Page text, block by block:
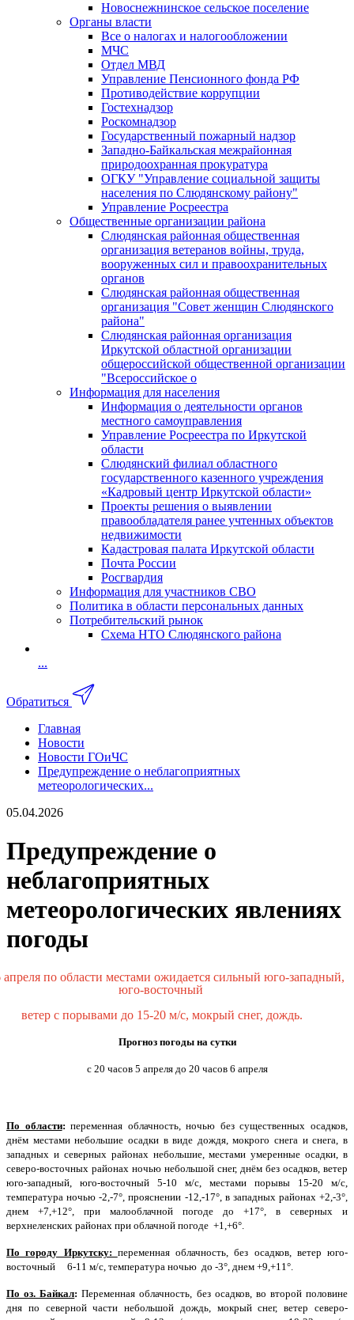
Новоснежнинское сельское поселение
Органы власти
Все о налогах и налогообложении
МЧС
Отдел МВД
Управление Пенсионного фонда РФ
Противодействие коррупции
Гостехнадзор
Роскомнадзор
Государственный пожарный надзор
Западно-Байкальская межрайонная
природоохранная прокуратура
ОГКУ "Управление социальной защиты
населения по Слюдянскому району"
Управление Росреестра
Общественные организации района
Слюдянская районная общественная
организация ветеранов войны, труда,
вооруженных сил и правоохранительных
органов
Слюдянская районная общественная
организация "Совет женщин Слюдянского
района"
Слюдянская районная организация
Иркутской областной организации
общероссийской общественной организации
"Всероссийское о
Информация для населения
Информация о деятельности органов
местного самоуправления
Управление Росреестра по Иркутской
области
Слюдянский филиал областного
государственного казенного учреждения
«Кадровый центр Иркутской области»
Проекты решения о выявлении
правообладателя ранее учтенных объектов
недвижимости
Кадастровая палата Иркутской области
Почта России
Росгвардия
Информация для участников СВО
Политика в области персональных данных
Потребительский рынок
Схема НТО Слюдянского района
...
Обратиться
Главная
Новости
Новости ГОиЧС
Предупреждение о неблагоприятных
метеорологических...
05.04.2026
Предупреждение о
неблагоприятных
метеорологических явлениях
погоды
апреля по области местами ожидается сильный юго-западный,
юго-восточный
ветер с порывами до 15-20 м/с, мокрый снег, дождь.
Прогноз погоды на сутки
с 20 часов 5 апреля до 20 часов 6 апреля
По области:переменная облачность, ночью без существенных осадков,
днём местами небольшие осадки в виде дождя, мокрого снега и снега, в
западных и северных районах небольшие, местами умеренные осадки, в
северо-восточных районах ночью небольшой снег, днём без осадков, ветер
юго-западный, юго-восточный 5-10 м/с, местами порывы 15-20 м/с,
температура ночью -2,-7°, прояснении -12,-17°, в западных районах +2,-3°,
днем +7,+12°, при малооблачной погоде до +17°, в северных и
верхнеленских районах при облачной погоде +1,+6°.
По городу Иркутску: переменная облачность, без осадков, ветер юго-
восточный
6-11 м/с, температура ночью до -3°, днем +9,+11°.
По оз. Байкал: Переменная облачность, без осадков, во второй половине
дня по северной части небольшой дождь, мокрый снег, ветер северо-